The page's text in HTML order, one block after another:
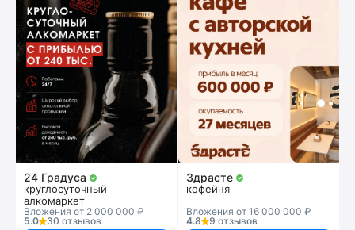
24 Градуса
круглосуточный
алкомаркет
Вложения от 2 000 000 ₽
5.0
30 отзывов
Здрасте
кофейня
Вложения от 16 000 000 ₽
4.8
9 отзывов